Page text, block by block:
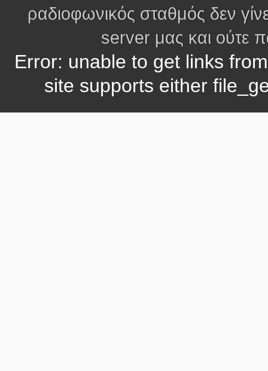
ραδιοφωνικός σταθμός δεν
server μας και ούτε
Error: unable to get links
site supports either